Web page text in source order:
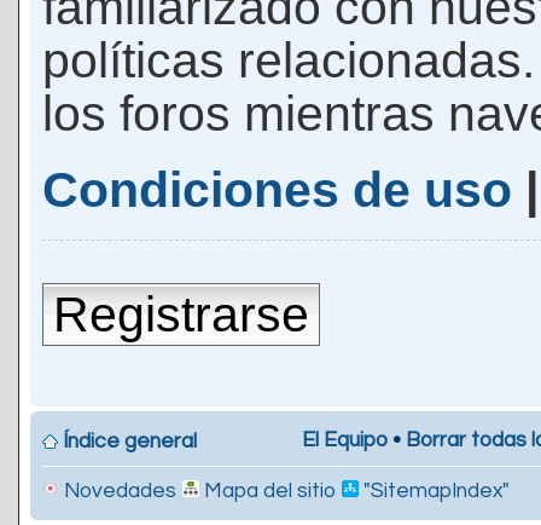
políticas
los foros mientras
Condiciones de uso
Registrarse
Índice general El Equipo • Borrar todas
Novedades Mapa del sitio "SitemapIndex"